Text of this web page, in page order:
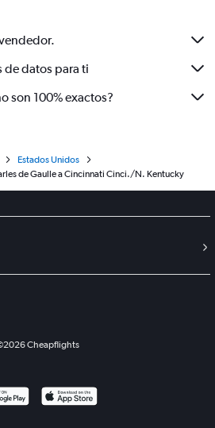
de datos para ti
son 100% exactos?
Estados Unidos
de Gaulle a Cincinnati Cinci./N. Kentucky
2026Cheapflights